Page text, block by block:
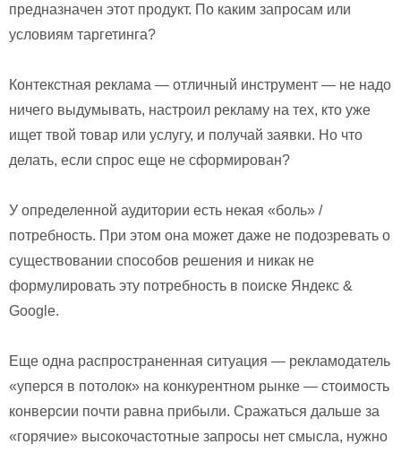
предназначен этот продукт. По каким запросам или
условиям таргетинга?
Контекстная реклама — отличный инструмент — не надо
ничего выдумывать, настроил рекламу на тех, кто уже
ищет твой товар или услугу, и получай заявки. Но что
делать, если спрос еще не сформирован?
У определенной аудитории есть некая «боль» /
потребность. При этом она может даже не подозревать о
существовании способов решения и никак не
формулировать эту потребность в поиске Яндекс &
Google.
Еще одна распространенная ситуация — рекламодатель
«уперся в потолок» на конкурентном рынке — стоимость
конверсии почти равна прибыли. Сражаться дальше за
«горячие» высокочастотные запросы нет смысла, нужно